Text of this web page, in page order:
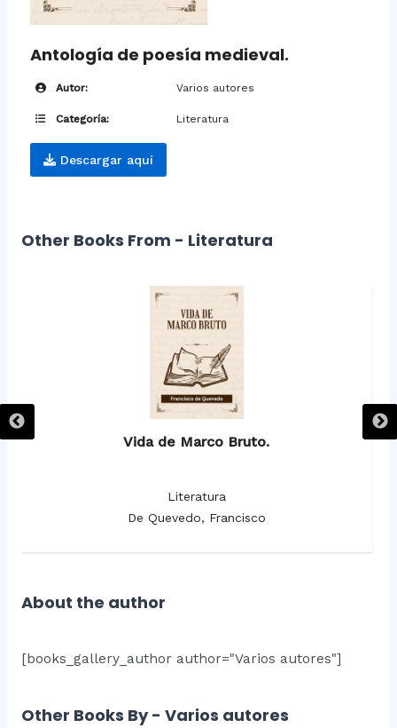
Antología de poesía medieval.
Autor: Varios autores
Categoría: Literatura
Descargar aquí
Other Books From - Literatura
Vida de Marco Bruto.
Literatura
De Quevedo, Francisco
About the author
[books_gallery_author author="Varios autores"]
Other Books By - Varios autores